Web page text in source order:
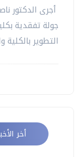
أجرى الدكتور
جولة تفقدية
التطوير
أخر